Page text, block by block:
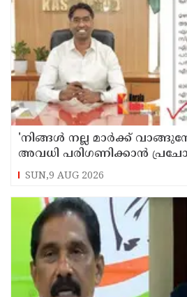
'നിങ്ങള്‍ നല്ല മാര്‍ക്ക്
അവധി പരിഗണിക്കാന്‍
കാസര്‍കോട് കളക്ടറുടെ
SUN,9 AUG 2026